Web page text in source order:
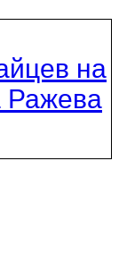
на
Ражева